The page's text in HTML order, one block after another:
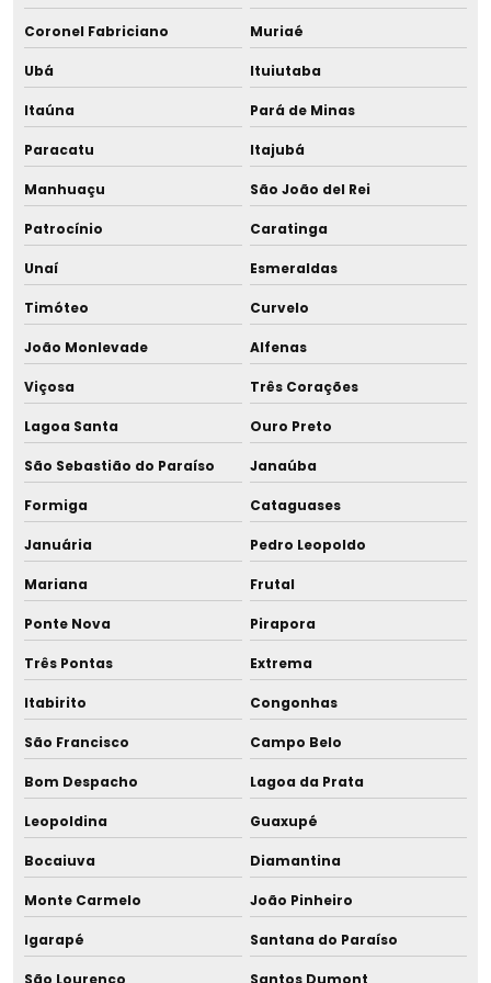
Equipamentos para bancos de leite humano orçamento
Equipamentos para bancos de leite humano em são
paulo
Equipamentos para bancos de leite materno
Equipamentos para maternidades
Espátula com colher em aço inox
Estante para tubos de ensaio revestida em pvc
Estrutura para aleitamento materno em creches
Extrator hospitalar
Fabricante de banho maria para descongelamento para
Fabricante de copo para leite materno
Fabricante de equipamento para banco de leite
Fabricante de equipamentos para aleitamento materno
humano
Fabricante de equipamentos para bancos de leite
materno
Fabricante de equipamentos para maternidades
Fabricante de resfriador de leite humano
Fabricante de resfriador rápido para leite humano
Fabricante de tira leite advanced
Coronel Fabriciano Muriaé
Ubá Ituiutaba
Itaúna Pará de Minas
Paracatu Itajubá
Manhuaçu São João del Rei
Patrocínio Caratinga
Unaí Esmeraldas
Timóteo Curvelo
João Monlevade Alfenas
Viçosa Três Corações
Lagoa Santa Ouro Preto
São Sebastião do Paraíso Janaúba
Formiga Cataguases
Januária Pedro Leopoldo
Mariana Frutal
Ponte Nova Pirapora
Três Pontas Extrema
Itabirito Congonhas
São Francisco Campo Belo
Bom Despacho Lagoa da Prata
Leopoldina Guaxupé
Bocaiuva Diamantina
Monte Carmelo João Pinheiro
Igarapé Santana do Paraíso
São Lourenço Santos Dumont